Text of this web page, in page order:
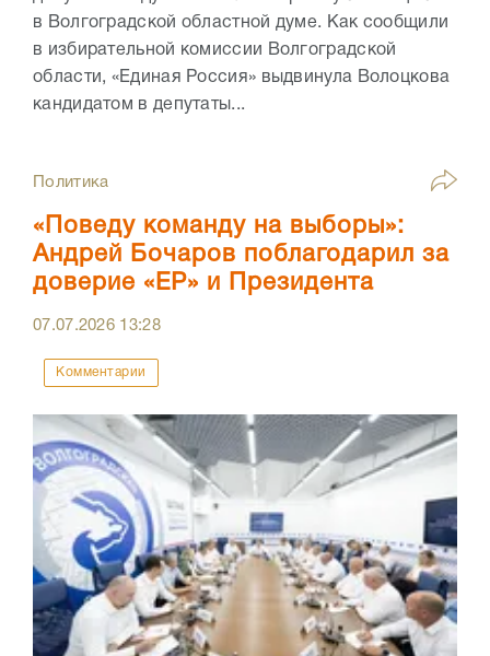
в Волгоградской областной думе. Как сообщили
в избирательной комиссии Волгоградской
области, «Единая Россия» выдвинула Волоцкова
кандидатом в депутаты...
Политика
«Поведу команду на выборы»:
Андрей Бочаров поблагодарил за
доверие «ЕР» и Президента
07.07.2026 13:28
Комментарии